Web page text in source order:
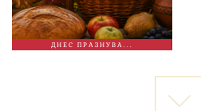
ДНЕС ПРАЗНУВА...